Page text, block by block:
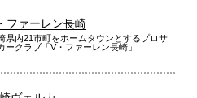
ファーレン長崎
県内21市町をホームタウンとするプロサ
ークラブ「V・ファーレン長崎」